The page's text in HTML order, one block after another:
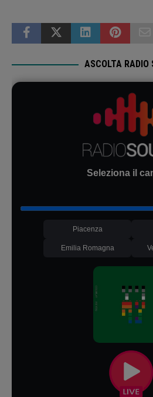
ASCOLTA RADIO
Seleziona il
Piacenza
Emilia Romagna